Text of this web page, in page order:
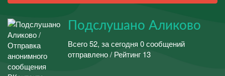
Подслушано Аликово
Всего 52, за сегодня 0 сообщений
отправлено / Рейтинг 13